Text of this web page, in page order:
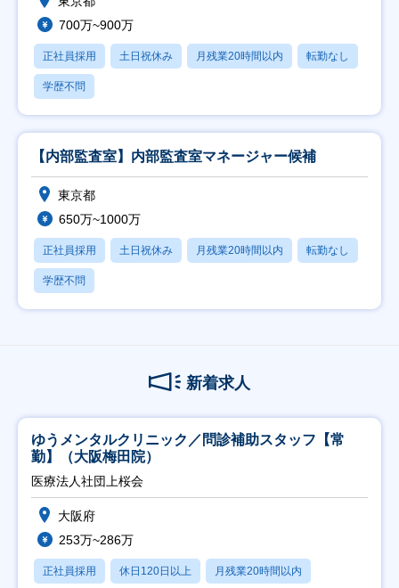
700万~900万
正社員採用 土日祝休み 月残業20時間以内 転勤なし
学歴不問
【内部監査室】内部監査室マネージャー候補
東京都
650万~1000万
正社員採用 土日祝休み 月残業20時間以内 転勤なし
学歴不問
新着求人
ゆうメンタルクリニック／問診補助スタッフ【常
勤】（大阪梅田院）
医療法人社団上桜会
大阪府
253万~286万
正社員採用 休日120日以上 月残業20時間以内